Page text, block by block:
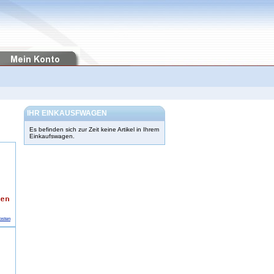
IHR EINKAUSFWAGEN
Es befinden sich zur Zeit keine Artikel in Ihrem
Einkaufswagen.